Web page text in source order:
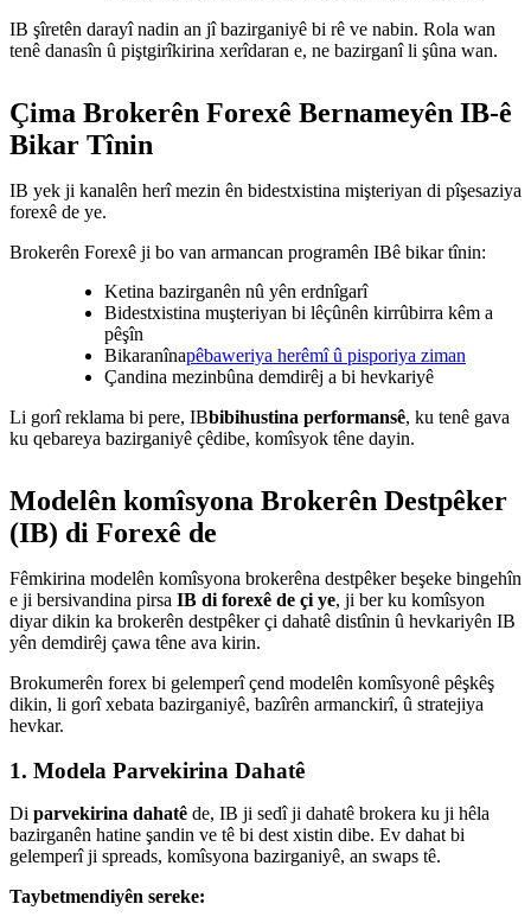
IB şîretên darayî nadin an jî bazirganiyê bi rê ve nabin. Rola wan
tenê danasîn û piştgirîkirina xerîdaran e, ne bazirganî li şûna wan.
Çima Brokerên Forexê Bernameyên IB-ê
Bikar Tînin
IB yek ji kanalên herî mezin ên bidestxistina mişteriyan di pîşesaziya
forexê de ye.
Brokerên Forexê ji bo van armancan programên IBê bikar tînin:
Ketina bazirganên nû yên erdnîgarî
Bidestxistina muşteriyan bi lêçûnên kirrûbirra kêm a
pêşîn
Bikaranînapêbaweriya herêmî û pisporiya ziman
Çandina mezinbûna demdirêj a bi hevkariyê
Li gorî reklama bi pere, IBbibihustina performansê, ku tenê gava
ku qebareya bazirganiyê çêdibe, komîsyok têne dayin.
Modelên komîsyona Brokerên Destpêker
(IB) di Forexê de
Fêmkirina modelên komîsyona brokerêna destpêker beşeke bingehîn
e ji bersivandina pirsa IB di forexê de çi ye, ji ber ku komîsyon
diyar dikin ka brokerên destpêker çi dahatê distînin û hevkariyên IB
yên demdirêj çawa têne ava kirin.
Brokumerên forex bi gelemperî çend modelên komîsyonê pêşkêş
dikin, li gorî xebata bazirganiyê, bazîrên armanckirî, û stratejiya
hevkar.
1. Modela Parvekirina Dahatê
Di parvekirina dahatê de, IB ji sedî ji dahatê brokera ku ji hêla
bazirganên hatine şandin ve tê bi dest xistin dibe. Ev dahat bi
gelemperî ji spreads, komîsyona bazirganiyê, an swaps tê.
Taybetmendiyên sereke: